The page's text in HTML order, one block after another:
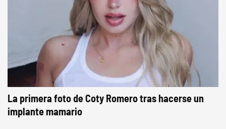
La primera foto de Coty Romero tras hacerse un
implante mamario